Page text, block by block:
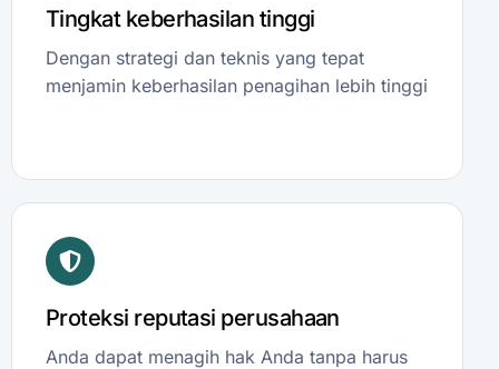
Tingkat keberhasilan tinggi
Dengan strategi dan teknis yang tepat
menjamin keberhasilan penagihan lebih tinggi
Proteksi reputasi perusahaan
Anda dapat menagih hak Anda tanpa harus